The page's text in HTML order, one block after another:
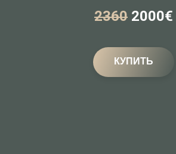
2360 2000€
КУПИТЬ